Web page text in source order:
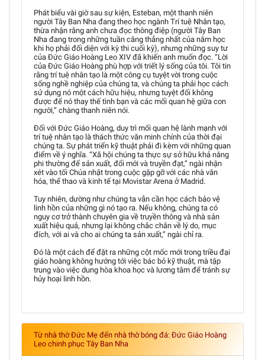
Phát biểu vài giờ sau sự kiện, Esteban, một thanh niên
người Tây Ban Nha đang theo học ngành Trí tuệ Nhân tạo,
thừa nhận rằng anh chưa đọc thông điệp (người Tây Ban
Nha đang trong những tuần căng thẳng nhất của năm học
khi họ phải đối diện với kỳ thi cuối kỳ), nhưng những suy tư
của Đức Giáo Hoàng Leo XIV đã khiến anh muốn đọc. “Lời
của Đức Giáo Hoàng phù hợp với triết lý sống của tôi. Tôi tin
rằng trí tuệ nhân tạo là một công cụ tuyệt vời trong cuộc
sống nghề nghiệp của chúng ta, và chúng ta phải học cách
sử dụng nó một cách hữu hiệu, nhưng tuyệt đối không
được để nó thay thế tình bạn và các mối quan hệ giữa con
người,” chàng thanh niên nói.
Đối với Đức Giáo Hoàng, duy trì mối quan hệ lành mạnh với
trí tuệ nhân tạo là thách thức văn minh chính của thời đại
chúng ta. Sự phát triển kỹ thuật phải đi kèm với những quan
điểm về ý nghĩa. “Xã hội chúng ta thực sự sở hữu khả năng
phi thường để sản xuất, đổi mới và truyền đạt,” ngài nhận
xét vào tối Chúa nhật trong cuộc gặp gỡ với các nhà văn
hóa, thể thao và kinh tế tại Movistar Arena ở Madrid.
Tuy nhiên, dường như chúng ta vẫn cần học cách bảo vệ
linh hồn của những gì nó tạo ra. Nếu không, chúng ta có
nguy cơ trở thành chuyên gia về truyền thông và nhà sản
xuất hiệu quả, nhưng lại không chắc chắn về lý do, mục
đích, với ai và cho ai chúng ta sản xuất,” ngài chỉ ra.
Đó là một cách để đặt ra những cột mốc mới trong triều đại
giáo hoàng không hướng tới việc bác bỏ kỹ thuật, mà tập
trung vào việc dung hòa khoa học và lương tâm để tránh sự
hủy hoại linh hồn.
Từ nhà thờ Đức Mẹ đến nhà thờ bóng đá: Đức Giáo Hoàng
Leo chinh phục Tây Ban Nha